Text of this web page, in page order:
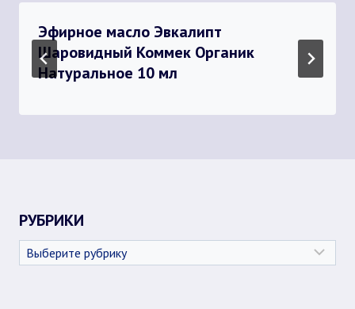
Эфирное масло Эвкалипт
Шаровидный Коммек Органик
Натуральное 10 мл
РУБРИКИ
Рубрики